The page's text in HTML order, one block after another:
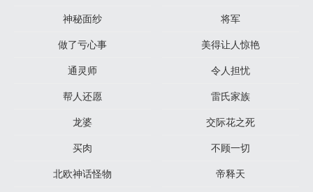
神秘面纱
将军
做了亏心事
美得让人惊艳
通灵师
令人担忧
帮人还愿
雷氏家族
龙婆
交际花之死
买肉
不顾一切
北欧神话怪物
帝释天